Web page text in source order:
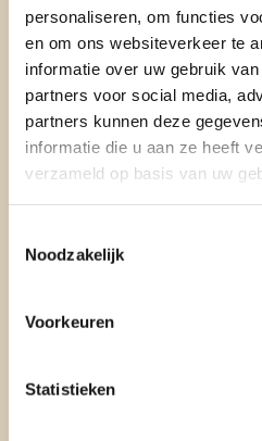
personaliseren, om functies
en om ons websiteverkeer te
informatie over uw gebruik
partners voor social media,
partners kunnen deze
informatie die u aan ze heeft
verzameld op basis van uw
Noodzakelijk
Voorkeuren
Statistieken
Kan ik mijn
om te schenken?
Heb je een woning die veel
Dan kun je deze overwaarde
Moet ik voor een
Je hoeft een hoge schenking